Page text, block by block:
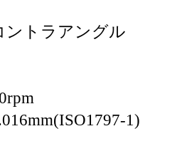
ントラアングル
1)